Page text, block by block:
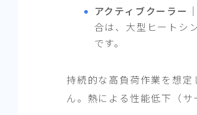
アクティブクーラー
合は、大型ヒートシ
です。
持続的な高負荷作業を想
ん。熱による性能低下（サ